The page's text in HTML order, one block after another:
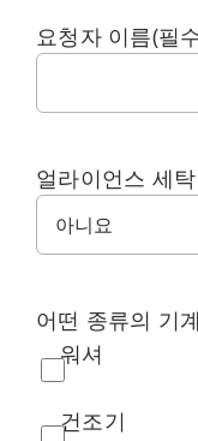
요청자 이름(필
얼라이언스 세
어떤 종류의 기
워셔
건조기